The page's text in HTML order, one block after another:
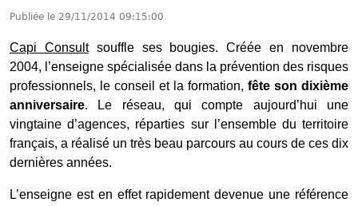
Publiée le 29/11/2014 09:15:00
Capi Consultsouffle ses bougies. Créée en novembre
2004, l’enseigne spécialisée dans la prévention des risques
professionnels, le conseil et la formation, fête son dixième
anniversaire. Le réseau, qui compte aujourd’hui une
vingtaine d’agences, réparties sur l’ensemble du territoire
français, a réalisé un très beau parcours au cours de ces dix
dernières années.
L’enseigne est en effet rapidement devenue une référence